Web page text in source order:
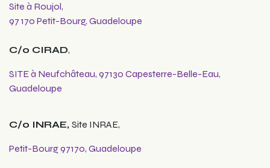
C/o INRAE, Site INRAE,
Petit-Bourg 97170, Guadeloupe
Site à Roujol,
97 170 Petit-Bourg, Guadeloupe
C/o CIRAD,
SITE à Neufchâteau, 97130 Capesterre-Belle-Eau,
Guadeloupe